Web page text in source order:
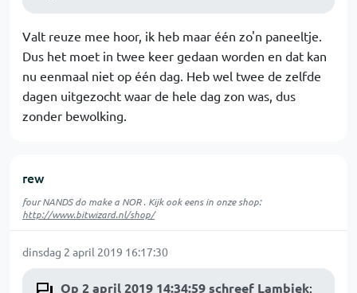
Valt reuze mee hoor, ik heb maar één zo'n paneeltje.
Dus het moet in twee keer gedaan worden en dat kan
nu eenmaal niet op één dag. Heb wel twee de zelfde
dagen uitgezocht waar de hele dag zon was, dus
zonder bewolking.
rew
four NANDS do make a NOR . Kijk ook eens in onze shop:
http://www.bitwizard.nl/shop/
dinsdag 2 april 2019 16:17:30
Op 2 april 2019 14:34:59 schreef Lambiek: